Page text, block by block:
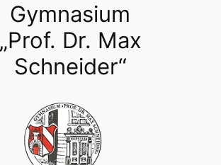
Gymnasium
„Prof. Dr. Max
Schneider“